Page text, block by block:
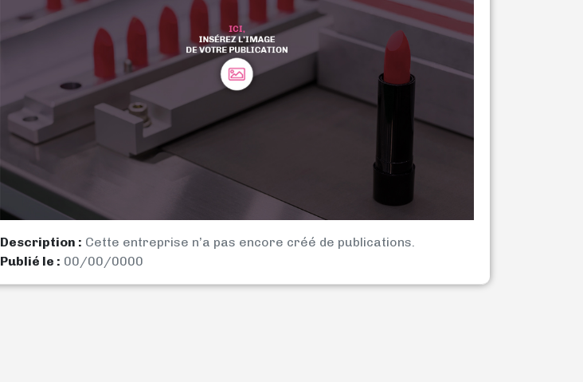
Description : Cette entreprise n’a pas encore créé de publications.
Publié le : 00/00/0000